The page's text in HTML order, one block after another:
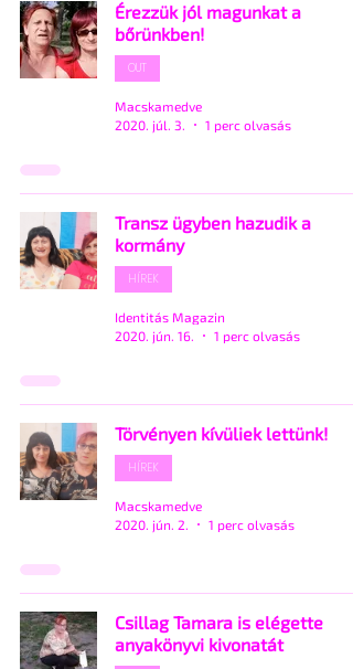
Érezzük jól magunkat a
bőrünkben!
OUT
Macskamedve
2020. júl. 3.
1 perc olvasás
Transz ügyben hazudik a
kormány
HÍREK
Identitás Magazin
2020. jún. 16.
1 perc olvasás
Törvényen kívüliek lettünk!
HÍREK
Macskamedve
2020. jún. 2.
1 perc olvasás
Csillag Tamara is elégette
anyakönyvi kivonatát